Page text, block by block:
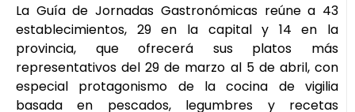
La Guía de Jornadas Gastronómicas reúne a 43
establecimientos, 29 en la capital y 14 en la
provincia, que ofrecerá sus platos más
representativos del 29 de marzo al 5 de abril, con
especial protagonismo de la cocina de vigilia
basada en pescados, legumbres y recetas